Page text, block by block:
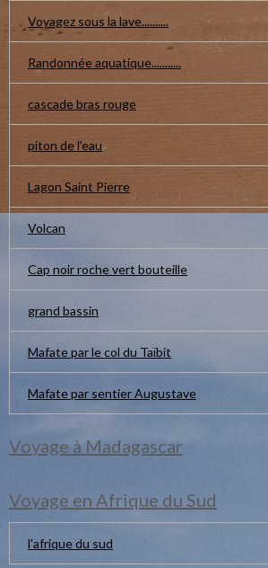
Voyagez sous la lave..........
Randonnée aquatique...........
cascade bras rouge
piton de l'eau
Lagon Saint Pierre
Volcan
Cap noir roche vert bouteille
grand bassin
Mafate par le col du Taïbit
Mafate par sentier Augustave
Voyage à Madagascar
Voyage en Afrique du Sud
l'afrique du sud